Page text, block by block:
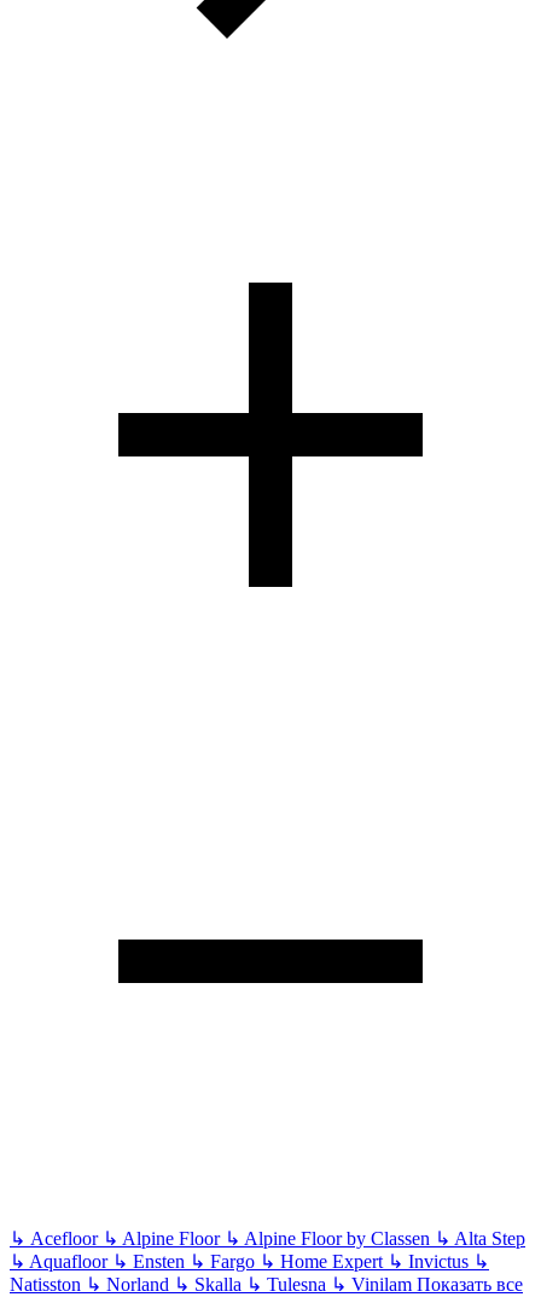
↳ Acefloor ↳ Alpine Floor ↳ Alpine Floor by Classen ↳ Alta Step
↳ Aquafloor ↳ Ensten ↳ Fargo ↳ Home Expert ↳ Invictus ↳
Natisston ↳ Norland ↳ Skalla ↳ Tulesna ↳ Vinilam Показать все